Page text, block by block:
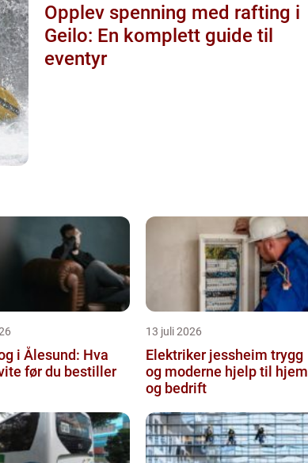
Opplev spenning med rafting i
Geilo: En komplett guide til
eventyr
i Ålesund: Hva
før du bestiller
13 juli 2026
Elektriker jessheim trygg
og moderne hjelp til hjem
og bedrift